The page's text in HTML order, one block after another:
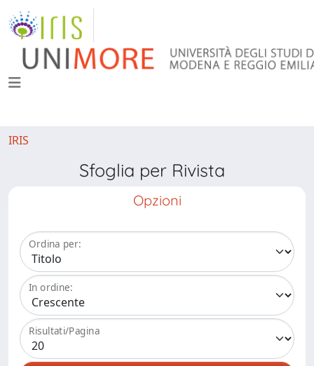
IRIS
Sfoglia per Rivista
Opzioni
Ordina per:
In ordine:
Risultati/Pagina